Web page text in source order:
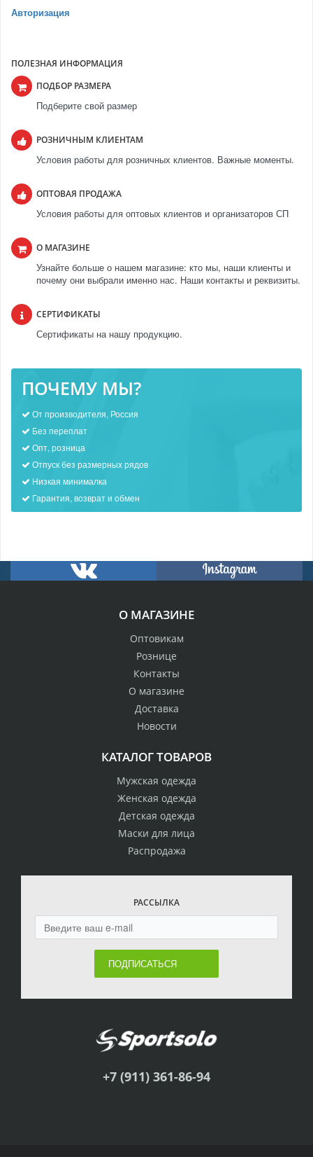
Авторизация
ПОЛЕЗНАЯ ИНФОРМАЦИЯ
ПОДБОР РАЗМЕРА
Подберите свой размер
РОЗНИЧНЫМ КЛИЕНТАМ
Условия работы для розничных клиентов. Важные моменты.
ОПТОВАЯ ПРОДАЖА
Условия работы для оптовых клиентов и организаторов СП
О МАГАЗИНЕ
Узнайте больше о нашем магазине: кто мы, наши клиенты и
почему они выбрали именно нас. Наши контакты и реквизиты.
СЕРТИФИКАТЫ
Сертификаты на нашу продукцию.
ПОЧЕМУ МЫ?
От производителя, Россия
Без переплат
Опт, розница
Отпуск без размерных рядов
Низкая минималка
Гарантия, возврат и обмен
О МАГАЗИНЕ
Оптовикам
Рознице
Контакты
О магазине
Доставка
Новости
КАТАЛОГ ТОВАРОВ
Мужская одежда
Женская одежда
Детская одежда
Маски для лица
Распродажа
РАССЫЛКА
ПОДПИСАТЬСЯ
+7 (911) 361-86-94